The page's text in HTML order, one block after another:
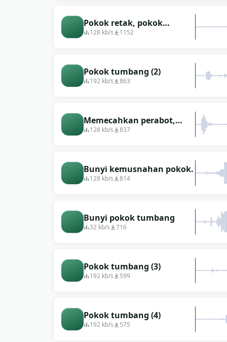
Pokok retak, pokok
tumbang
128 kb/s 1152
Pokok tumbang (2)
192 kb/s 863
Memecahkan perabot,
kayu, pukulan, serpihan
128 kb/s 837
Bunyi kemusnahan pokok.
128 kb/s 814
Bunyi pokok tumbang
32 kb/s 716
Pokok tumbang (3)
192 kb/s 599
Pokok tumbang (4)
192 kb/s 575